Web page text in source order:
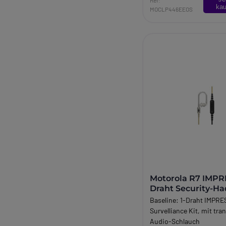
Motorola CLP446e
Motorola CLP446e
Hotel- und
an den Verkaufsstellen
immer anspruchsvoller,
Personal muss über ein
Ihre Bedürfnisse.
Eleganz, Diskretion und
einem Gerät, mit dem
kostenlos zwischen
innerhalb derselben
MOCLP446EEOS
Motorola R7
Draht Security-
Baseline: 1-Draht
Survelliance Kit, mit
Audio-Schlauch